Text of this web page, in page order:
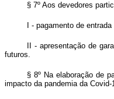
§ 7º Aos devedores
I - pagamento de
II - apresentação de
futuros.
§ 8º Na elaboração de
impacto da pandemia da